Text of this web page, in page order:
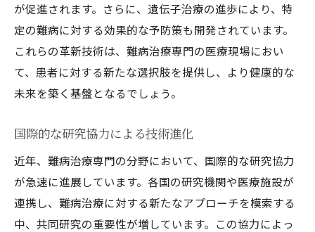
が促進されます。さらに、遺伝子治療の進歩により、特
定の難病に対する効果的な予防策も開発されています。
これらの革新技術は、難病治療専門の医療現場におい
て、患者に対する新たな選択肢を提供し、より健康的な
未来を築く基盤となるでしょう。
国際的な研究協力による技術進化
近年、難病治療専門の分野において、国際的な研究協力
が急速に進展しています。各国の研究機関や医療施設が
連携し、難病治療に対する新たなアプローチを模索する
中、共同研究の重要性が増しています。この協力によっ